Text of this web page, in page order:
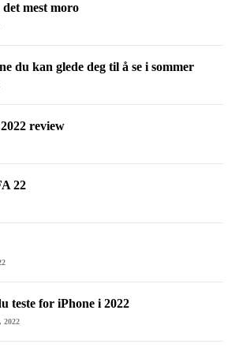
mest moro
du kan glede deg til å se i sommer
review
22
teste for iPhone i 2022
2022